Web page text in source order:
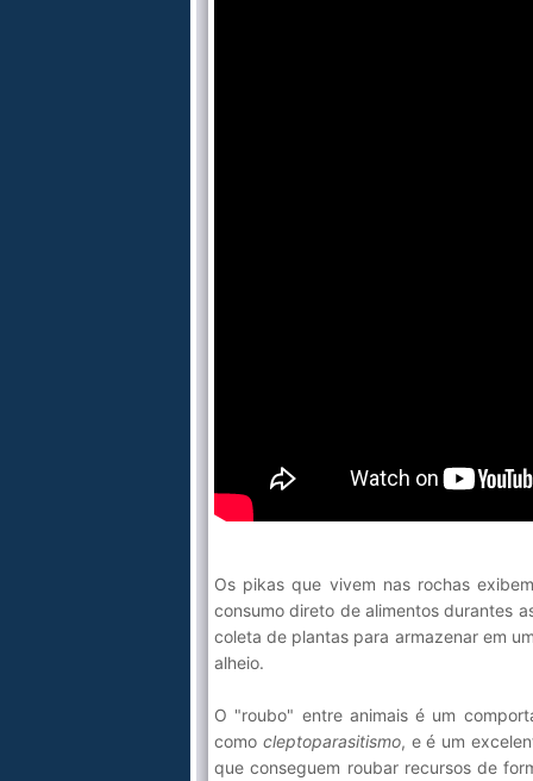
Os pikas que vivem nas rochas
consumo direto de alimentos durantes
coleta de plantas para armazenar em
alheio.
O "roubo" entre animais é um
como cleptoparasitismo, e é um
que conseguem roubar recursos de